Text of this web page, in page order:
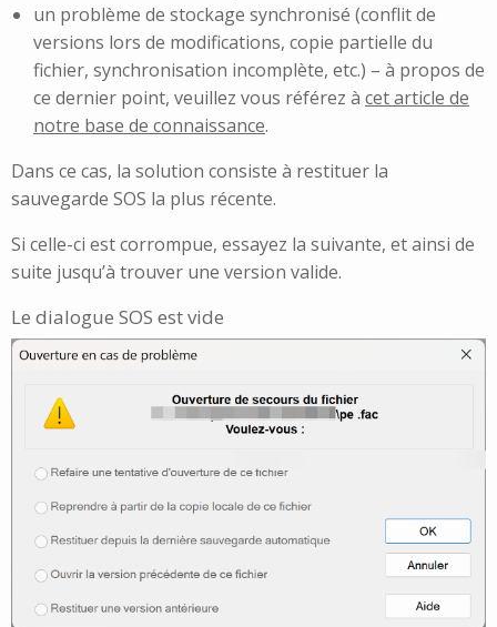
un problème de stockage synchronisé (conflit de
versions lors de modifications, copie partielle du
fichier, synchronisation incomplète, etc.) – à propos de
ce dernier point, veuillez vous référez à cet article de
notre base de connaissance.
Dans ce cas, la solution consiste à restituer la
sauvegarde SOS la plus récente.
Si celle-ci est corrompue, essayez la suivante, et ainsi de
suite jusqu’à trouver une version valide.
Le dialogue SOS est vide